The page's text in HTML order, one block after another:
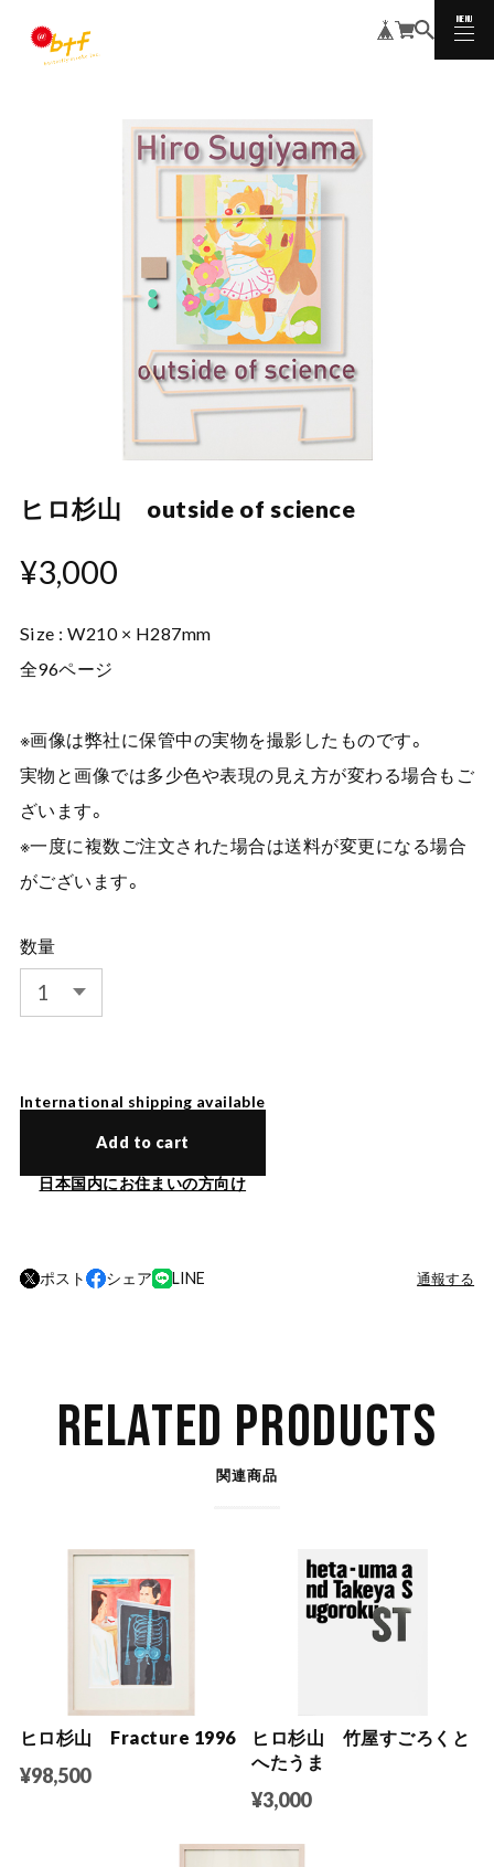
MENU
CLOSE
ヒロ杉山 outside of science
¥3,000
Size : W210 × H287mm
全96ページ
※画像は弊社に保管中の実物を撮影したものです。
実物と画像では多少色や表現の見え方が変わる場合もご
ざいます。
※一度に複数ご注文された場合は送料が変更になる場合
がございます。
数量
International shipping available
Add to cart
日本国内にお住まいの方向け
ポスト シェア LINE 通報する
RELATED PRODUCTS
関連商品
ヒロ杉山 Fracture 1996
¥98,500
ヒロ杉山 竹屋すごろくと
へたうま
¥3,000